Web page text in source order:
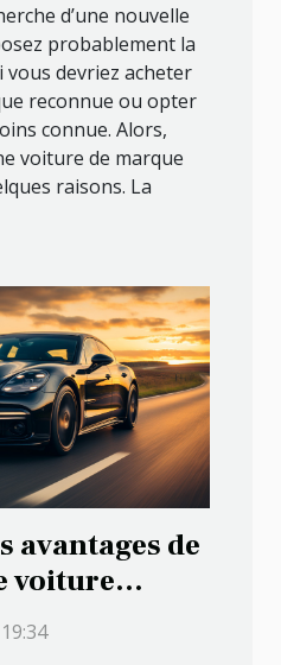
d’une nouvelle
probablement la
devriez acheter
reconnue ou opter
connue. Alors,
voiture de marque
raisons. La
avantages de
voiture